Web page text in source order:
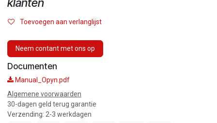
Toevoegen aan verlanglijst
Neem contant met ons op
Documenten
Manual_Opyn.pdf
Algemene voorwaarden
30-dagen geld terug garantie
Verzending: 2-3 werkdagen